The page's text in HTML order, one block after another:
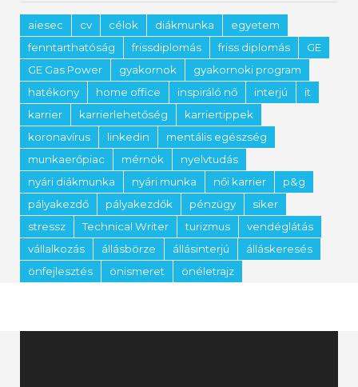
aiesec cv célok diákmunka
egyetem
fenntarthatóság
frissdiplomás friss diplomás
GE
GE Gas Power
gyakornok
gyakornoki program
hatékony
home office inspiráló nő interjú
it
karrier
karrierlehetőség
karriertippek
koronavírus
linkedin
mentális egészség
munkaerőpiac
mérnök
nyelvtudás
nyári diákmunka
nyári munka női karrier
p&g
pályakezdő
pályakezdők pénzügy
siker
stressz
Technical Writer turizmus
vendéglátás
vállalkozás
állásbörze állásinterjú
álláskeresés
önfejlesztés
önismeret önéletrajz